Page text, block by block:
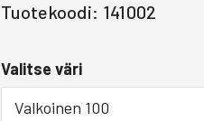
Tuotekoodi: 141002
Valitse väri
Valkoinen 100